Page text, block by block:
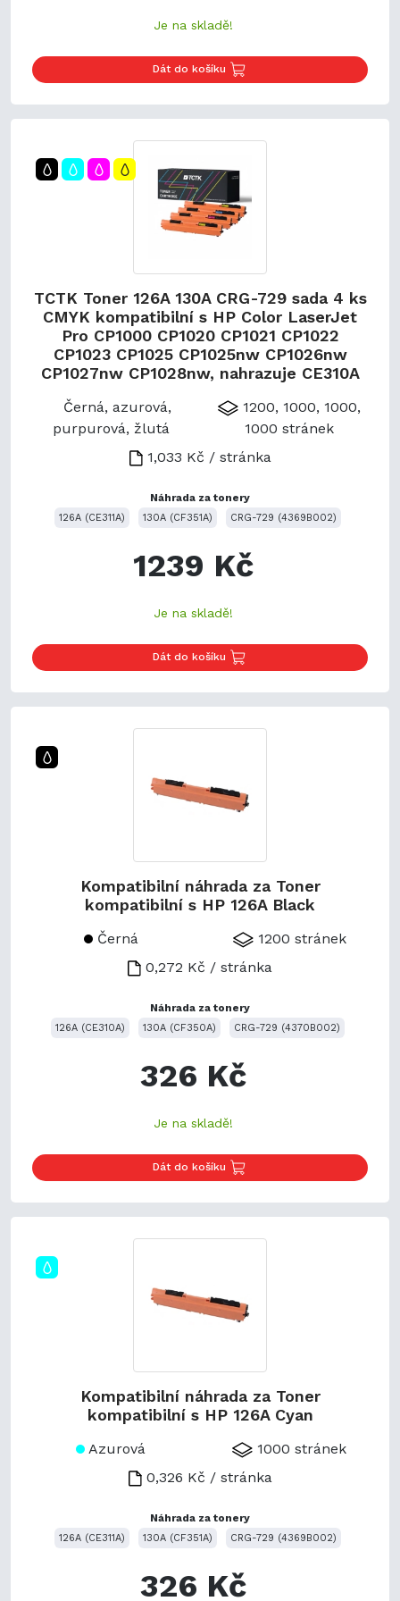
podporována naší zárukou spokojenosti, která vám
Kompatibilita:
Tato kazeta je pečlivě vyrobena jako
nahrazuje CE310A.
Je na skladě!
Dát do košíku
TCTK Toner 126A 130A CRG-729 sada 4 ks
CMYK kompatibilní s HP Color LaserJet
Pro CP1000 CP1020 CP1021 CP1022
CP1023 CP1025 CP1025nw CP1026nw
CP1027nw CP1028nw, nahrazuje CE310A
Černá, azurová,
purpurová, žlutá
1200, 1000, 1000,
1000 stránek
1,033 Kč / stránka
Náhrada za tonery
126A (CE311A) 130A (CF351A) CRG-729 (4369B002)
1239 Kč
Je na skladě!
Dát do košíku
Kompatibilní náhrada za Toner
kompatibilní s HP 126A Black
Černá
1200 stránek
0,272 Kč / stránka
Náhrada za tonery
126A (CE310A) 130A (CF350A) CRG-729 (4370B002)
326 Kč
Je na skladě!
Dát do košíku
Kompatibilní náhrada za Toner
kompatibilní s HP 126A Cyan
Azurová
1000 stránek
0,326 Kč / stránka
Náhrada za tonery
126A (CE311A) 130A (CF351A) CRG-729 (4369B002)
326 Kč